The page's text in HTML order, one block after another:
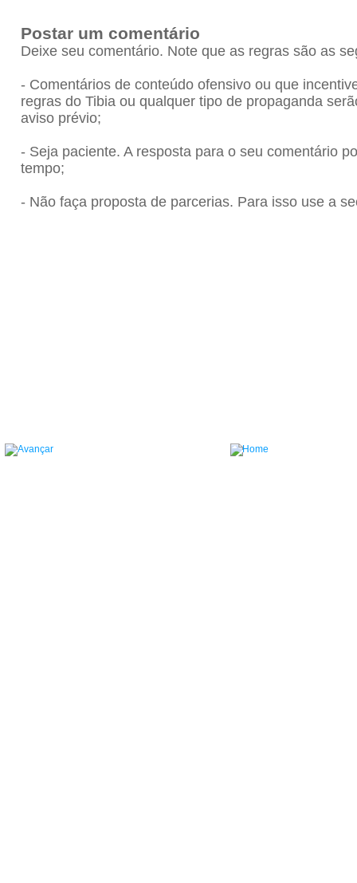
Postar um comentário
Deixe seu comentário. Note que as regras são as
- Comentários de conteúdo ofensivo ou que
regras do Tibia ou qualquer tipo de propaganda
aviso prévio;
- Seja paciente. A resposta para o seu comentário
tempo;
- Não faça proposta de parcerias. Para isso use a